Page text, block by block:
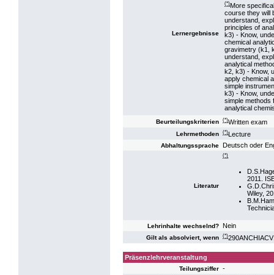
Lernergebnisse
(*)More
course they will
understand,
principles of
k3) - Know,
chemical
gravimetry (k1,
understand,
analytical
k2, k3) - Know,
apply chemical
simple
k3) - Know,
simple methods
analytical
Beurteilungskriterien (*)Written exam
Lehrmethoden (*)Lecture
Abhaltungssprache Deutsch oder
Literatur
(*)
2011.
Wiley,
Lehrinhalte wechselnd? Nein
Gilt als absolviert, wenn (*)
Präsenzlehrveranstaltung
Teilungsziffer -